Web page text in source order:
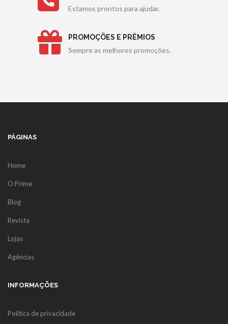
Estamos prontos para ajudar.
PROMOÇÕES E PRÊMIOS
Sempre as melhores promoções.
PÁGINAS
Home
O Prime
Blog
Revista
Lojas
Agências
INFORMAÇÕES
Política de privacidade